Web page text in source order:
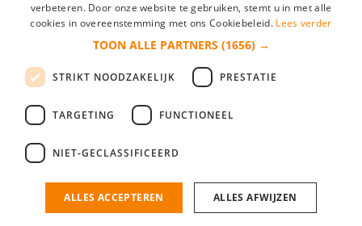
*
login gegevens onthouden
login
Bedrijf aanmelden
nieuwe collega/werknemer zo gevonden!
verbeteren. Door onze website te gebruiken, stemt u in met alle
cookies in overeenstemming met ons Cookiebeleid. Lees verder
TOON ALLE PARTNERS (1656) →
STRIKT NOODZAKELIJK PRESTATIE
TARGETING FUNCTIONEEL
NIET-GECLASSIFICEERD
ALLES ACCEPTEREN ALLES AFWIJZEN